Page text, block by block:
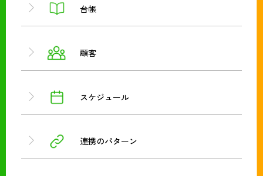
台帳
顧客
スケジュール
連携のパターン